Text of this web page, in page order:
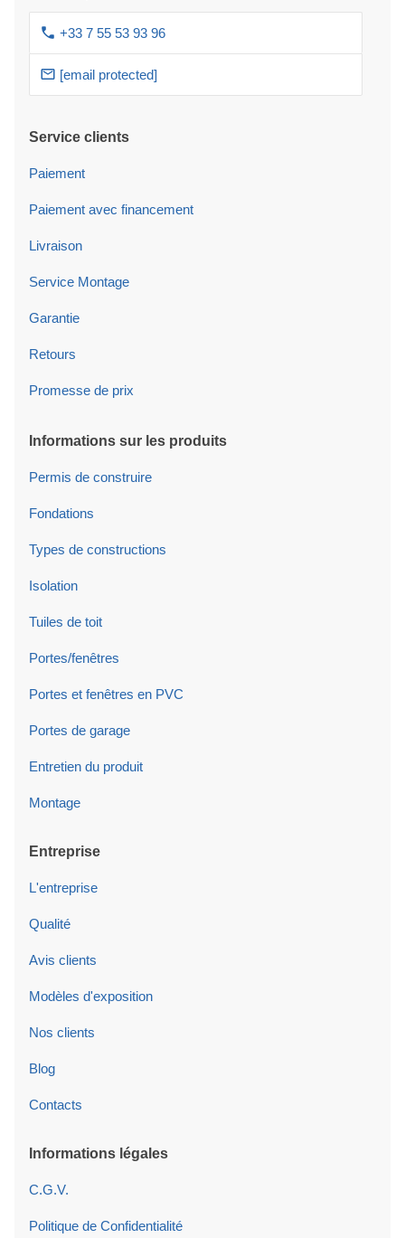
+33 7 55 53 93 96
[email protected]
Service clients
Paiement
Paiement avec financement
Livraison
Service Montage
Garantie
Retours
Promesse de prix
Informations sur les produits
Permis de construire
Fondations
Types de constructions
Isolation
Tuiles de toit
Portes/fenêtres
Portes et fenêtres en PVC
Portes de garage
Entretien du produit
Montage
Entreprise
L'entreprise
Qualité
Avis clients
Modèles d'exposition
Nos clients
Blog
Contacts
Informations légales
C.G.V.
Politique de Confidentialité